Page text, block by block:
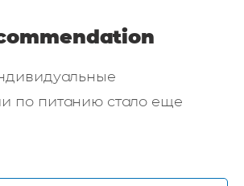
по питанию стало еще